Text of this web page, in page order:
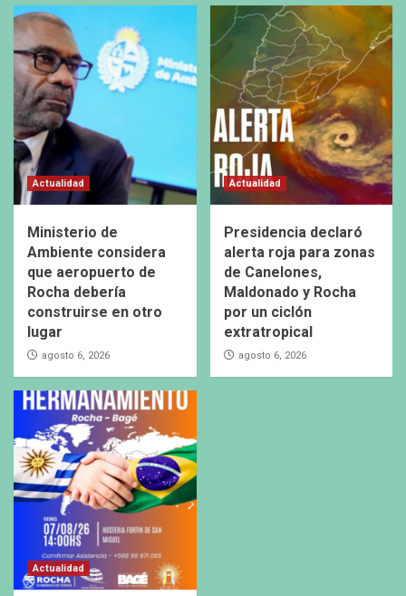
Actualidad
Ministerio de
Ambiente considera
que aeropuerto de
Rocha debería
construirse en otro
lugar
agosto 6, 2026
Actualidad
Presidencia declaró
alerta roja para zonas
de Canelones,
Maldonado y Rocha
por un ciclón
extratropical
agosto 6, 2026
Actualidad